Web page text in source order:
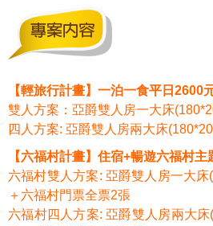
【輕旅行計畫】一泊一食平日2600
雙人方案：亞爵雙人房一大床
四人方案: 亞爵雙人房兩大床
【六福村計畫】住宿+暢遊六福村
六福村雙人方案: 亞爵雙人房一大
＋六福村門票全票2張
六福村四人方案: 亞爵雙人房兩大